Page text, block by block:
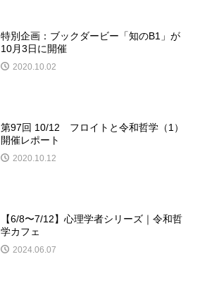
特別企画：ブックダービー「知のB1」が
10月3日に開催
2020.10.02
第97回 10/12 フロイトと令和哲学（1）
開催レポート
2020.10.12
【6/8〜7/12】心理学者シリーズ｜令和哲
学カフェ
2024.06.07